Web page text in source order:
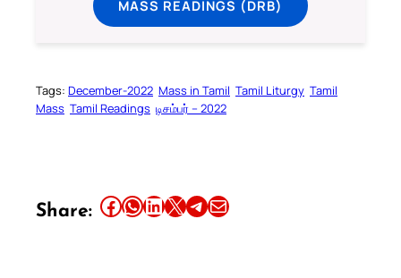
MASS READINGS (DRB)
Tags: December-2022 Mass in Tamil Tamil Liturgy Tamil
Mass Tamil Readings டிசம்பர் – 2022
Share: Share this article on Facebook Share this article on WhatsApp Share this article on LinkedIn Share this article on X Share this article on TelegramEmail this Article